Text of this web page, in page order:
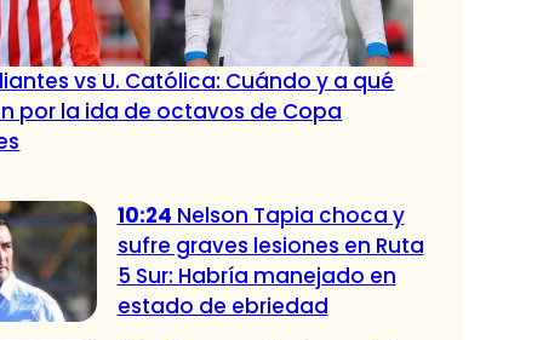
vs U. Católica: Cuándo y a qué
por la ida de octavos de Copa
10:24 Nelson Tapia choca y
sufre graves lesiones en Ruta
5 Sur: Habría manejado en
estado de ebriedad